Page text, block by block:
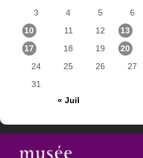
3
4 5 6
10
11 12 13
17
18 19 20
24
25 26 27
31
« Juil